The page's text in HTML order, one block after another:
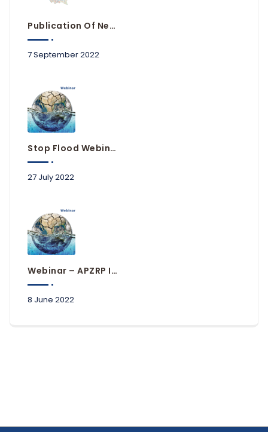
Publication Of New Flood Hazard And Risk Maps
7 September 2022
Stop Flood Webinars Available Online
27 July 2022
Webinar – APZRP In Practice Of Local Government Units
8 June 2022